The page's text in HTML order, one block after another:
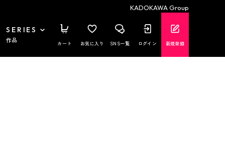
KADOKAWA Group
SERIES
作品 カート お気に入り SNS一覧 ログイン 新規登録